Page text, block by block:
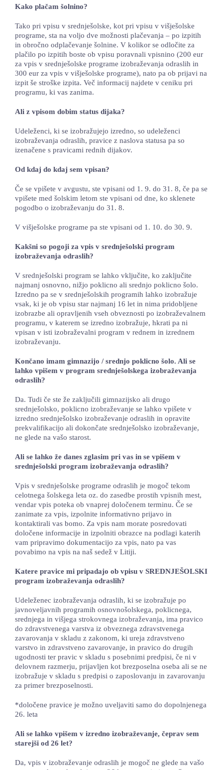
Kako plačam šolnino?
Tako pri vpisu v srednješolske, kot pri vpisu v višješolske
programe, sta na voljo dve možnosti plačevanja – po izpitih
in obročno odplačevanje šolnine. V kolikor se odločite za
plačilo po izpitih boste ob vpisu poravnali vpisnino (200 eur
za vpis v srednješolske programe izobraževanja odraslih in
300 eur za vpis v višješolske programe), nato pa ob prijavi na
izpit še stroške izpita. Več informacij najdete v ceniku pri
programu, ki vas zanima.
Ali z vpisom dobim status dijaka?
Udeleženci, ki se izobražujejo izredno, so udeleženci
izobraževanja odraslih, pravice z naslova statusa pa so
izenačene s pravicami rednih dijakov.
Od kdaj do kdaj sem vpisan?
Če se vpišete v avgustu, ste vpisani od 1. 9. do 31. 8, če pa se
vpišete med šolskim letom ste vpisani od dne, ko sklenete
pogodbo o izobraževanju do 31. 8.
V višješolske programe pa ste vpisani od 1. 10. do 30. 9.
Kakšni so pogoji za vpis v srednješolski program
izobraževanja odraslih?
V srednješolski program se lahko vključite, ko zaključite
najmanj osnovno, nižjo poklicno ali srednjo poklicno šolo.
Izredno pa se v srednješolskih programih lahko izobražuje
vsak, ki je ob vpisu star najmanj 16 let in nima pridobljene
izobrazbe ali opravljenih vseh obveznosti po izobraževalnem
programu, v katerem se izredno izobražuje, hkrati pa ni
vpisan v isti izobraževalni program v rednem in izrednem
izobraževanju.
Končano imam gimnazijo / srednjo poklicno šolo. Ali se
lahko vpišem v program srednješolskega izobraževanja
odraslih?
Da. Tudi če ste že zaključili gimnazijsko ali drugo
srednješolsko, poklicno izobraževanje se lahko vpišete v
izredno srednješolsko izobraževanje odraslih in opravite
prekvalifikacijo ali dokončate srednješolsko izobraževanje,
ne glede na vašo starost.
Ali se lahko že danes zglasim pri vas in se vpišem v
srednješolski program izobraževanja odraslih?
Vpis v srednješolske programe odraslih je mogoč tekom
celotnega šolskega leta oz. do zasedbe prostih vpisnih mest,
vendar vpis poteka ob vnaprej določenem terminu. Če se
zanimate za vpis, izpolnite informativno prijavo in
kontaktirali vas bomo. Za vpis nam morate posredovati
določene informacije in izpolniti obrazce na podlagi katerih
vam pripravimo dokumentacijo za vpis, nato pa vas
povabimo na vpis na naš sedež v Litiji.
Katere pravice mi pripadajo ob vpisu v SREDNJEŠOLSKI
program izobraževanja odraslih?
Udeleženec izobraževanja odraslih, ki se izobražuje po
javnoveljavnih programih osnovnošolskega, poklicnega,
srednjega in višjega strokovnega izobraževanja, ima pravico
do zdravstvenega varstva iz obveznega zdravstvenega
zavarovanja v skladu z zakonom, ki ureja zdravstveno
varstvo in zdravstveno zavarovanje, in pravico do drugih
ugodnosti ter pravic v skladu s posebnimi predpisi, če ni v
delovnem razmerju, prijavljen kot brezposelna oseba ali se ne
izobražuje v skladu s predpisi o zaposlovanju in zavarovanju
za primer brezposelnosti.
*določene pravice je možno uveljaviti samo do dopolnjenega
26. leta
Ali se lahko vpišem v izredno izobraževanje, čeprav sem
starejši od 26 let?
Da, vpis v izobraževanje odraslih je mogoč ne glede na vašo